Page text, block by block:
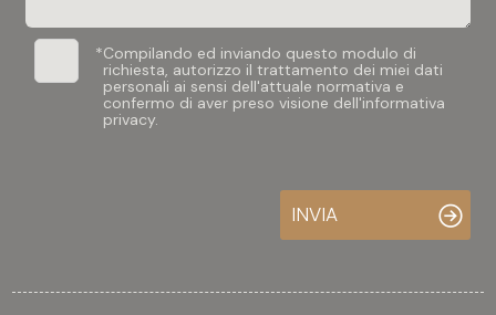
*Compilando ed inviando questo modulo di
richiesta, autorizzo il trattamento dei miei dati
personali ai sensi dell'attuale normativa e
confermo di aver preso visione dell'informativa
privacy.
INVIA